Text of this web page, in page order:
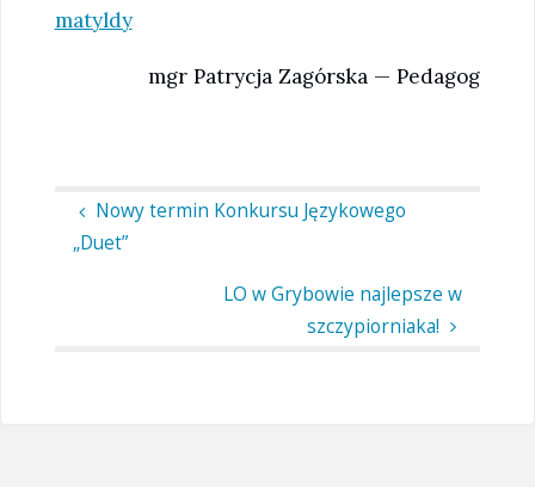
matyldy
mgr Patrycja Zagórska — Pedagog
Nowy termin Konkursu Językowego
„Duet”
LO w Grybowie najlepsze w
szczypiorniaka!